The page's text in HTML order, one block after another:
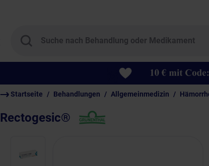
Startseite Behandlungen Allgemeinmedizin
Rectogesic®